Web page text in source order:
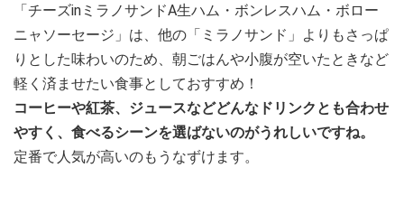
「チーズinミラノサンドA生ハム・ボンレスハム・ボロー
ニャソーセージ」は、他の「ミラノサンド」よりもさっぱ
りとした味わいのため、朝ごはんや小腹が空いたときなど
軽く済ませたい食事としておすすめ！
コーヒーや紅茶、ジュースなどどんなドリンクとも合わせ
やすく、食べるシーンを選ばないのがうれしいですね。
定番で人気が高いのもうなずけます。